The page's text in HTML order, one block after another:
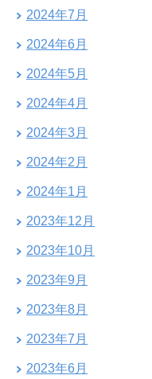
2024年7月
2024年6月
2024年5月
2024年4月
2024年3月
2024年2月
2024年1月
2023年12月
2023年10月
2023年9月
2023年8月
2023年7月
2023年6月